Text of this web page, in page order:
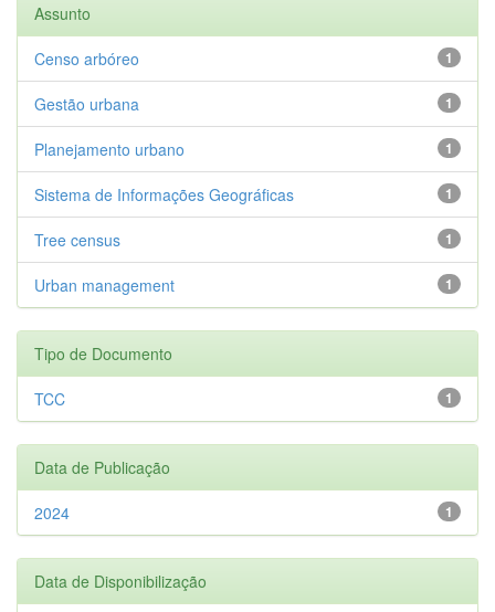
Assunto
1
Censo arbóreo
1
Gestão urbana
1
Planejamento urbano
1
Sistema de Informações Geográficas
1
Tree census
1
Urban management
Tipo de Documento
1
TCC
Data de Publicação
1
2024
Data de Disponibilização